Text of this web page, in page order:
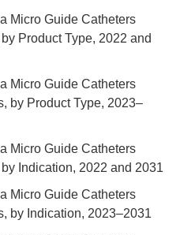
Micro Guide Catheters
Product Type, 2022 and
Micro Guide Catheters
by Product Type, 2023–
Micro Guide Catheters
Indication, 2022 and 2031
Micro Guide Catheters
by Indication, 2023–2031